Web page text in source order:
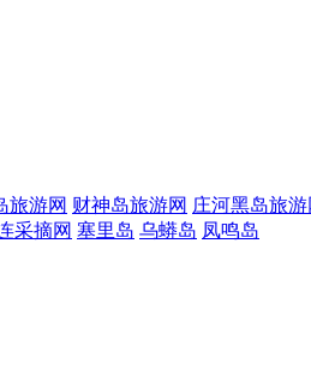
旅游网 财神岛旅游网 庄河黑岛旅游
采摘网 塞里岛 乌蟒岛 凤鸣岛